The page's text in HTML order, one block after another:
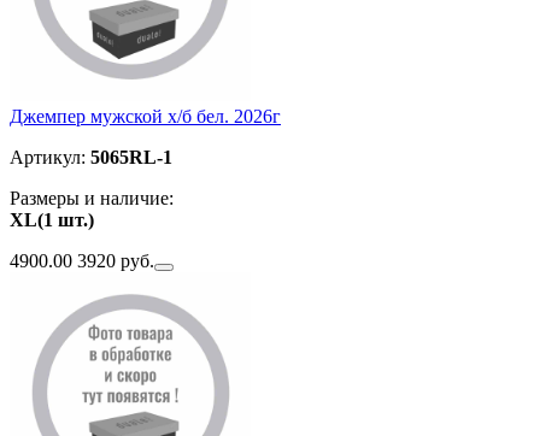
Джемпер мужской х/б бел. 2026г
Артикул: 5065RL-1
Размеры и наличие:
XL(1 шт.)
4900.00 3920 руб.